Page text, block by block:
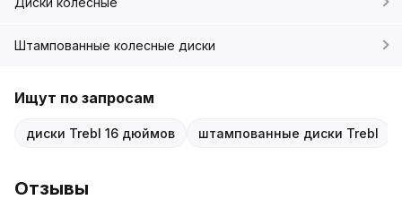
Штампованные колесные диски
Ищут по запросам
диски Trebl 16 дюймов штампованные диски Trebl
Отзывы